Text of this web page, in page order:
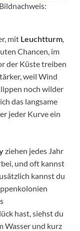
mit Leuchtturm
Chancen, im
der Küste treiben
weil Wind
noch wilder
das langsame
jeder Kurve ein
ziehen jedes Jahr
und oft kannst
kannst du
hast, siehst du
Wasser und kurz